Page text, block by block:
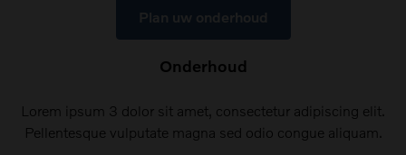
Plan uw onderhoud
Onderhoud
Lorem ipsum 3 dolor sit amet, consectetur adipiscing elit.
Pellentesque vulputate magna sed odio congue aliquam.